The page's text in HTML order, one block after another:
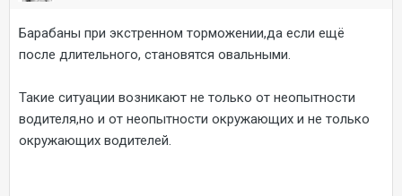
Барабаны при экстренном торможении,да если ещё
после длительного, становятся овальными.
Такие ситуации возникают не только от неопытности
водителя,но и от неопытности окружающих и не только
окружающих водителей.